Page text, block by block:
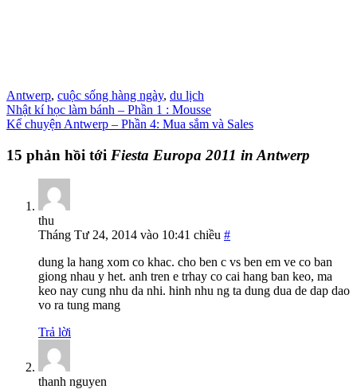
Antwerp, cuộc sống hàng ngày, du lịch
Nhật kí học làm bánh – Phần 1 : Mousse
Kể chuyện Antwerp – Phần 4: Mua sắm và Sales
15 phản hồi tới Fiesta Europa 2011 in Antwerp
thu
Tháng Tư 24, 2014 vào 10:41 chiều #
dung la hang xom co khac. cho ben c vs ben em ve co ban
giong nhau y het. anh tren e trhay co cai hang ban keo, ma
keo nay cung nhu da nhi. hinh nhu ng ta dung dua de dap dao
vo ra tung mang
Trả lời
thanh nguyen